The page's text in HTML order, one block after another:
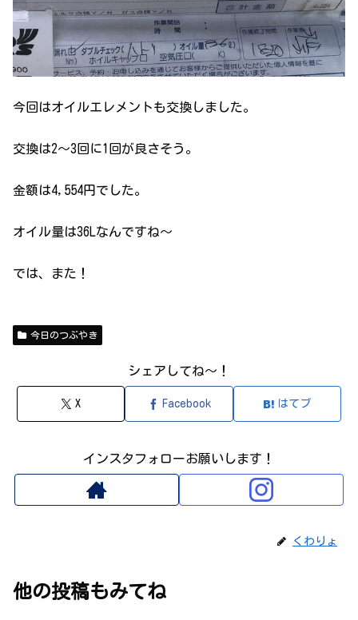
今回はオイルエレメントも交換しました。
交換は2～3回に1回が良さそう。
金額は4,554円でした。
オイル量は36Lなんですね〜
では、また！
今日のつぶやき
シェアしてね～！
X Facebook はてブ
インスタフォローお願いします！
くわりょ
他の投稿もみてね